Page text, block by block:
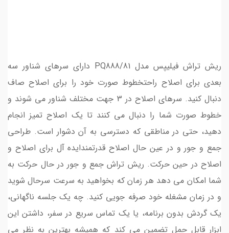
ریش تراش فیلیپس مدل PQ888/81 دارای سرهای شناور سه
بعدی برای اصلاح راحتخطوط صورت خود را برای اصلاح صاف
دنبال کنید. سرهای اصلاح در 3 جهت مختلف شناور می شوند و
خطوط صورت شما را دنبال می کنند تا یک اصلاح تمیز انجام
دهید، حتی در مناطقی که دسترسی به آن دشوار است. طراحی
جمع و جور و در عین حال اصلاح قدرتمندایده آل برای اصلاح و
اصلاح در حین حرکت. ریش تراش جمع و جور در حال حرکت به
شما امکان می دهد هر زمان که بخواهید به سرعت سرحال شوید
و در زمان مشغله خود صرفه جویی کنید. چه یک جلسه ناگهانی،
یک گردش بدون برنامه، یا یک تماس سریع در سفر، داشتن این
ابزار قابل حمل تضمین می کند که همیشه بهترین به نظر می